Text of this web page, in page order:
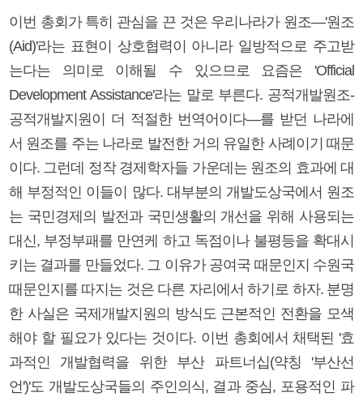
이번 총회가 특히 관심을 끈 것은 우리나라가 원조―'원조
(Aid)'라는 표현이 상호협력이 아니라 일방적으로 주고받
는다는 의미로 이해될 수 있으므로 요즘은 'Official
Development Assistance'라는 말로 부른다. 공적개발원조-
공적개발지원이 더 적절한 번역어이다―를 받던 나라에
서 원조를 주는 나라로 발전한 거의 유일한 사례이기 때문
이다. 그런데 정작 경제학자들 가운데는 원조의 효과에 대
해 부정적인 이들이 많다. 대부분의 개발도상국에서 원조
는 국민경제의 발전과 국민생활의 개선을 위해 사용되는
대신, 부정부패를 만연케 하고 독점이나 불평등을 확대시
키는 결과를 만들었다. 그 이유가 공여국 때문인지 수원국
때문인지를 따지는 것은 다른 자리에서 하기로 하자. 분명
한 사실은 국제개발지원의 방식도 근본적인 전환을 모색
해야 할 필요가 있다는 것이다. 이번 총회에서 채택된 '효
과적인 개발협력을 위한 부산 파트너십(약칭 '부산선
언')'도 개발도상국들의 주인의식, 결과 중심, 포용적인 파